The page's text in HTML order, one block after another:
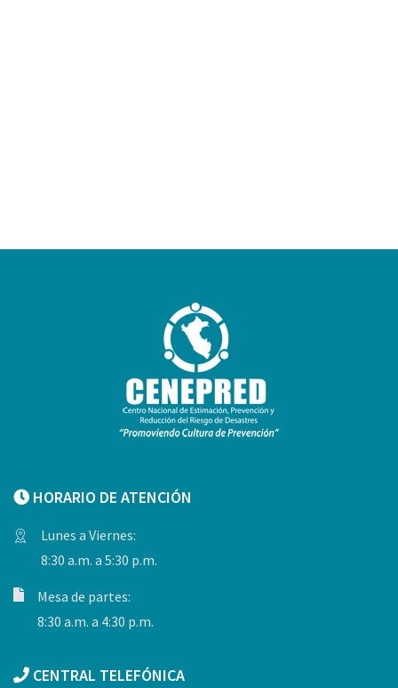
HORARIO DE ATENCIÓN
Lunes a Viernes:
8:30 a.m. a 5:30 p.m.
Mesa de partes:
8:30 a.m. a 4:30 p.m.
CENTRAL TELEFÓNICA